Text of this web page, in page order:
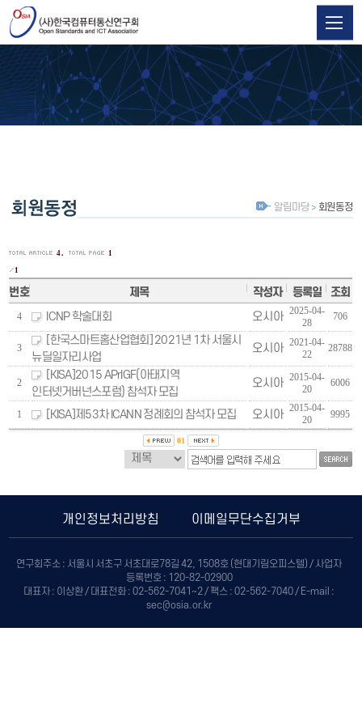
알림마당 회원동정
4. 1
1
번호 제목 작성자 등록일 조회
4 ICNP 학술대회 오시아 2025-04-
28
706
3
[한국스마트홈산업협회] 2021년 1차 서울시
뉴딜일자리사업
오시아 2021-04-
22
28788
2
[KISA]2015 APrIGF(아태지역
인터넷거버넌스포럼) 참석자 모집
오시아 2015-04-
20
6006
1 [KISA]제53차 ICANN 정례회의 참석자 모집 오시아 2015-04-
20
9995
01
개인정보처리방침 이메일무단수집거부
연구회주소 : 서울시 서초구 서초대로78길 42, 1508호 (현대기림오피스텔) / 사업자
등록번호 : 120-82-02900
대표자 : 이상환 / 대표전화 : 02-562-7041~2 / 팩스 : 02-562-7040 / E-mail :
sec@osia.or.kr